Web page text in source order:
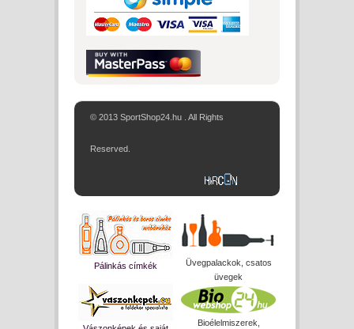
© 2013 SportShop24.hu . All Rights
Reserved.
Pálinkás címkék
Üvegpalackok, csatos
üvegek
Bioélelmiszerek,